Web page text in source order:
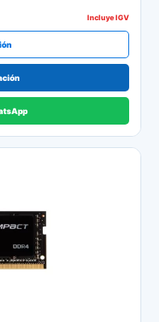
Incluye IGV